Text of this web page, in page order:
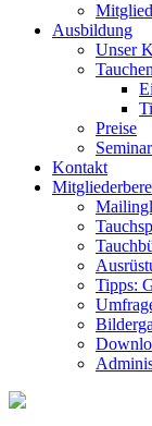
Ausbildung
Unser
Preise
Kontakt
Tipps: